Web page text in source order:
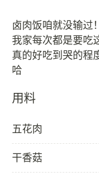
卤肉饭咱就没输过
我家每次都是要吃
真的好吃到哭的程
用料
五花肉
干香菇